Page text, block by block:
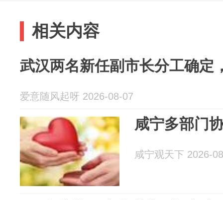
相关内容
武汉两名新任副市长分工确定
爱意随风起呀 2026-08-07
咸宁多部门
咸宁观天下 2026-